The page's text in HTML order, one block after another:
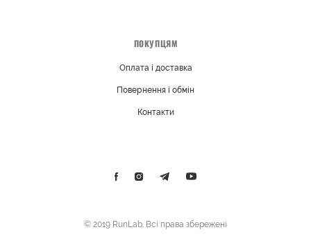
ПОКУПЦЯМ
Оплата і доставка
Повернення і обмін
Контакти
© 2019 RunLab. Всі права збережені